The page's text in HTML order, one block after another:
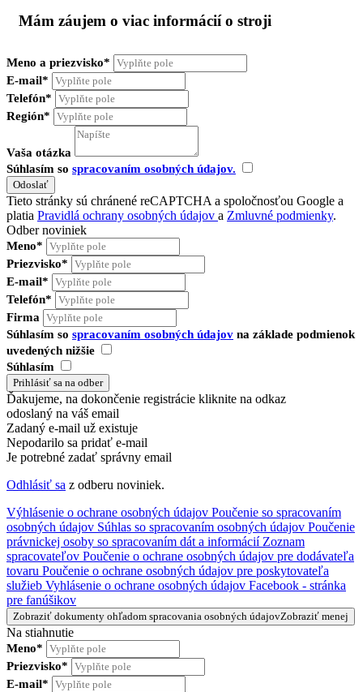
Mám záujem o viac informácií o stroji
Meno a priezvisko*
E-mail*
Telefón*
Región*
Vaša otázka
Súhlasím so spracovaním osobných údajov.
Tieto stránky sú chránené reCAPTCHA a spoločnosťou Google a
platia Pravidlá ochrany osobných údajov a Zmluvné podmienky.
Odber noviniek
Meno*
Priezvisko*
E-mail*
Telefón*
Firma
Súhlasím so spracovaním osobných údajov na základe podmienok
uvedených nižšie
Súhlasím
Ďakujeme, na dokončenie registrácie kliknite na odkaz
odoslaný na váš email
Zadaný e-mail už existuje
Nepodarilo sa pridať e-mail
Je potrebné zadať správny email
Odhlásiť sa z odberu noviniek.
Výhlásenie o ochrane osobných údajov Poučenie so spracovaním
osobných údajov Súhlas so spracovaním osobných údajov Poučenie
právnickej osoby so spracovaním dát a informácií Zoznam
spracovateľov Poučenie o ochrane osobných údajov pre dodávateľa
tovaru Poučenie o ochrane osobných údajov pre poskytovateľa
služieb Vyhlásenie o ochrane osobných údajov Facebook - stránka
pre fanúšikov
Zobraziť dokumenty ohľadom spracovania osobných údajovZobraziť menej
Na stiahnutie
Meno*
Priezvisko*
E-mail*